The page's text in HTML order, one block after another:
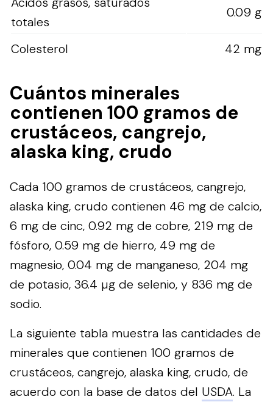
totales
0.09 g
Colesterol 42 mg
Cuántos minerales
contienen 100 gramos de
crustáceos, cangrejo,
alaska king, crudo
Cada 100 gramos de crustáceos, cangrejo,
alaska king, crudo contienen 46 mg de calcio,
6 mg de cinc, 0.92 mg de cobre, 219 mg de
fósforo, 0.59 mg de hierro, 49 mg de
magnesio, 0.04 mg de manganeso, 204 mg
de potasio, 36.4 µg de selenio, y 836 mg de
sodio.
La siguiente tabla muestra las cantidades de
minerales que contienen 100 gramos de
crustáceos, cangrejo, alaska king, crudo, de
acuerdo con la base de datos del USDA. La